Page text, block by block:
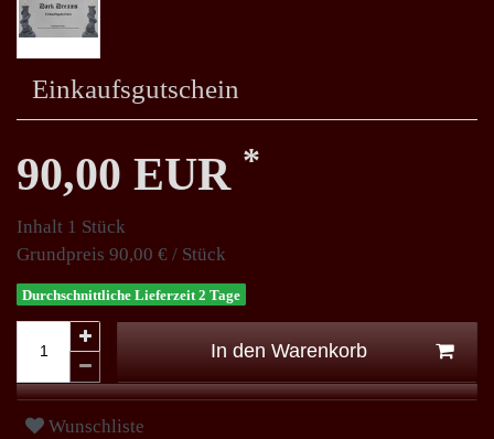
Einkaufsgutschein
90,00 EUR *
Inhalt 1 Stück
Grundpreis 90,00 € / Stück
Durchschnittliche Lieferzeit 2 Tage
In den Warenkorb
Wunschliste